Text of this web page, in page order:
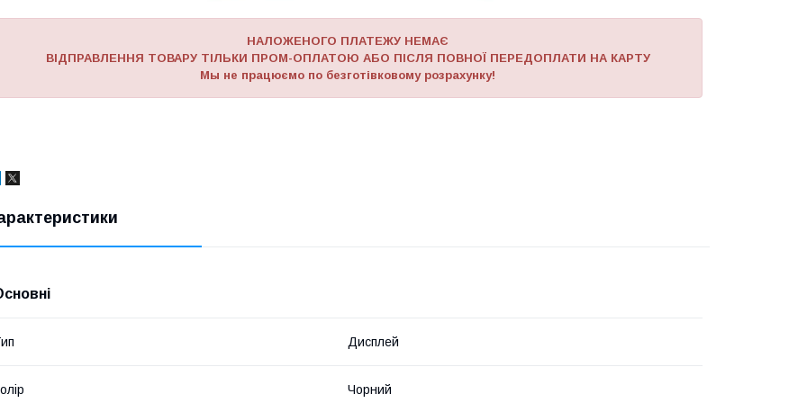
НАЛОЖЕНОГО ПЛАТЕЖУ НЕМАЄ
ВІДПРАВЛЕННЯ ТОВАРУ ТІЛЬКИ ПРОМ-ОПЛАТОЮ АБО ПІСЛЯ ПОВНОЇ ПЕРЕДОПЛАТИ НА КАРТУ
Мы не працюємо по безготівковому розрахунку!
Дисплей
Чорний